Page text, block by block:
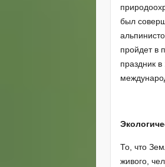
был
пройдет в
праздник в
То, что
живого,